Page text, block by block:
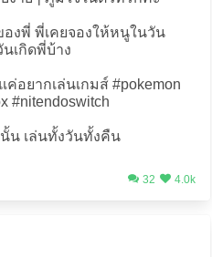
งพี่ พี่เคยจองให้หนูในวัน
เกิดพี่บ้าง
อยากเล่นเกมส์ #pokemon
#nitendoswitch
น เล่นทั้งวันทั้งคืน
32 4.0k